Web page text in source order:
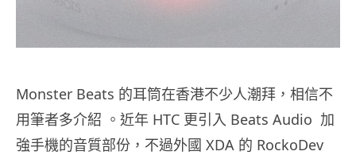
Monster Beats 的耳筒在香港不少人潮拜，相信不
用筆者多介紹 。近年 HTC 更引入 Beats Audio 加
強手機的音質部份，不過外國 XDA 的 RockoDev